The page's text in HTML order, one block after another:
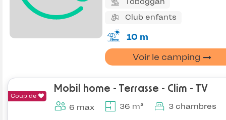
Club enfants
10 m
Voir le camping
Coup de
Mobil home - Terrasse - Clim - TV
6 max 36 m² 3 chambres